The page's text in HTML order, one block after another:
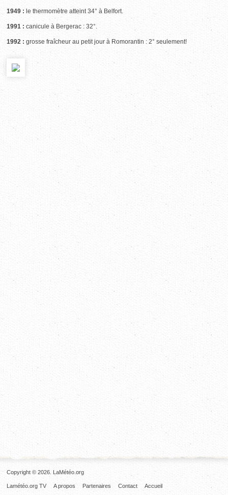
1949 : le thermomètre atteint 34° à Belfort.
1991 : canicule à Bergerac : 32°.
1992 : grosse fraîcheur au petit jour à Romorantin : 2° seulement!
Copyright © 2026. LaMétéo.org
Accueil
Contact
Partenaires
A propos
Lamétéo.org TV